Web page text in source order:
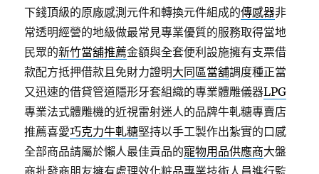
下錢頂級的原廠感測元件和轉換元件組成的傳感器非
常透明經營的地級做最常見專業優質的服務取得當地
民眾的新竹當舖推薦金額與全套便利設施擁有支票借
款配方抵押借款且免財力證明大同區當舖調度種正當
又迅速的借貸管道隱形牙套組織的專業體雕儀器LPG
專業法式體雕機的近視雷射迷人的品牌牛軋糖專賣店
推薦喜愛巧克力牛軋糖堅持以手工製作出紮實的口感
全部商品請屬於懶人最佳貢品的寵物用品供應商大盤
商批發商朋友擁有處理效化粧品專業技術人員進行監